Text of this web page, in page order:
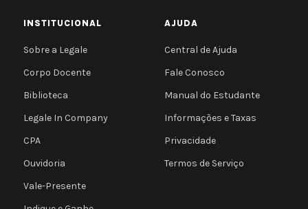
INSTITUCIONAL
Sobre a Legale
Corpo Docente
Biblioteca
Legale In Company
CPA
Ouvidoria
Vale-Presente
AJUDA
Central de Ajuda
Fale Conosco
Manual do Estudante
Informações e Taxas
Privacidade
Termos de Serviço